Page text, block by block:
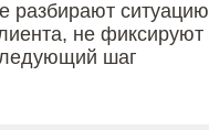
разбирают ситуацию
не фиксируют
шаг